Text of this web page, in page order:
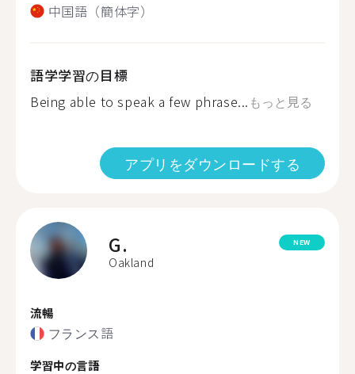
中国語（簡体字）
語学学習の目標
Being able to speak a few phrase... もっと見る
アプリをダウンロードする
G.
Oakland
NEW
流暢
フランス語
学習中の言語